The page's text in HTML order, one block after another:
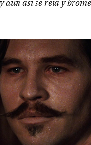
y aún así se reía y